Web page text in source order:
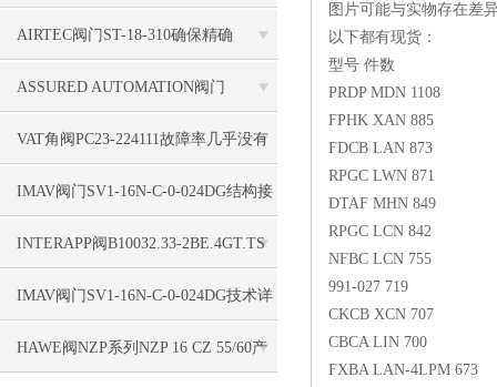
性
AIRTEC阀门ST-18-310确保精确
ASSURED AUTOMATION阀门
D31DAXV4B运用空气干燥设备
VAT角阀PC23-224111故障率几乎没有
IMAV阀门SV1-16N-C-0-024DG结构接
单合理
INTERAPP阀B10032.33-2BE.4GT.TS
产品详情
IMAV阀门SV1-16N-C-0-024DG技术详
情更新
HAWE阀NZP系列NZP 16 CZ 55/60产
图片可能与实物存在差
以下都有现货：
型号 件数
PRDP MDN 1108
FPHK XAN 885
FDCB LAN 873
RPGC LWN 871
DTAF MHN 849
RPGC LCN 842
NFBC LCN 755
991-027 719
CKCB XCN 707
CBCA LIN 700
FXBA LAN-4LPM 673